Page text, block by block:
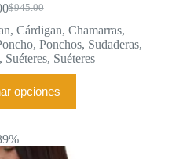
$945.00
El
precio
original
era:
El
precio
actual
es:
,Cárdigan,Chamarras,
,Ponchos, Sudaderas,
Suéteres, Suéteres
opciones
producto
tiene
variantes.
Las